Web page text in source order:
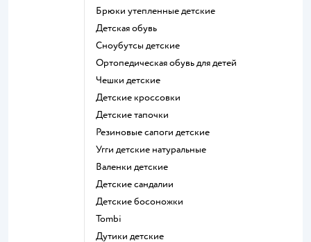
Брюки утепленные детские
Детская обувь
Сноубутсы детские
Ортопедическая обувь для детей
Чешки детские
Детские кроссовки
Детские тапочки
Резиновые сапоги детские
Угги детские натуральные
Валенки детские
Детские сандалии
Детские босоножки
Tombi
Дутики детские